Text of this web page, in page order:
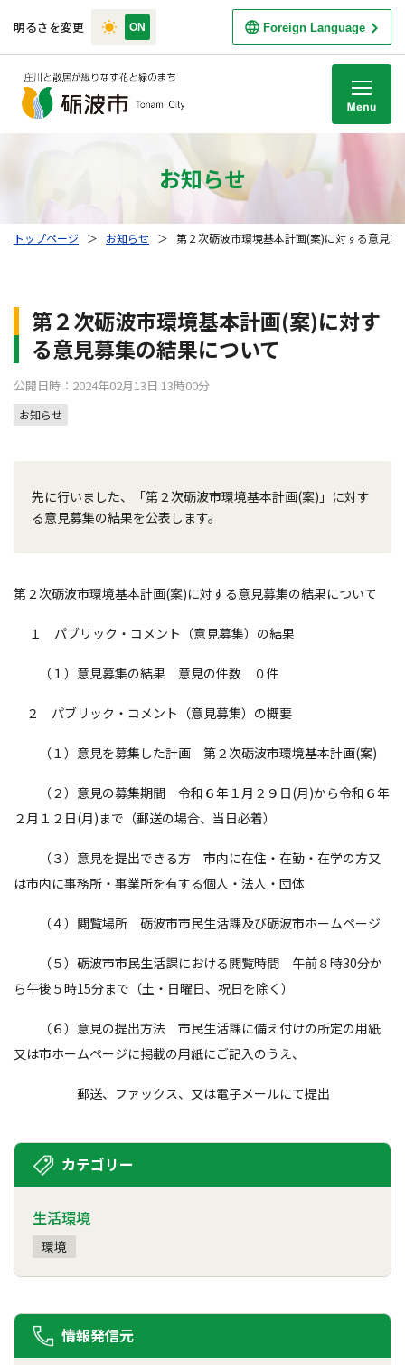
明るさを変更 Foreign Language
お知らせ
トップページ ＞ お知らせ ＞ 第２次砺波市環境基本計画(案)に対する意見募
第２次砺波市環境基本計画(案)に対す
る意見募集の結果について
公開日時：2024年02月13日 13時00分
お知らせ
先に行いました、「第２次砺波市環境基本計画(案)」に対す
る意見募集の結果を公表します。
第２次砺波市環境基本計画(案)に対する意見募集の結果について
１ パブリック・コメント（意見募集）の結果
（１）意見募集の結果 意見の件数 ０件
２ パブリック・コメント（意見募集）の概要
（１）意見を募集した計画 第２次砺波市環境基本計画(案)
（２）意見の募集期間 令和６年１月２９日(月)から令和６年
２月１２日(月)まで（郵送の場合、当日必着）
（３）意見を提出できる方 市内に在住・在勤・在学の方又
は市内に事務所・事業所を有する個人・法人・団体
（４）閲覧場所 砺波市市民生活課及び砺波市ホームページ
（５）砺波市市民生活課における閲覧時間 午前８時30分か
ら午後５時15分まで（土・日曜日、祝日を除く）
（６）意見の提出方法 市民生活課に備え付けの所定の用紙
又は市ホームページに掲載の用紙にご記入のうえ、
郵送、ファックス、又は電子メールにて提出
カテゴリー
生活環境
環境
情報発信元